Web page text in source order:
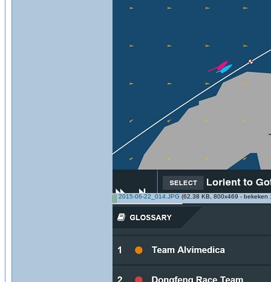
2015-06-22_014.JPG (62.38 KB, 800x469 - bekeken